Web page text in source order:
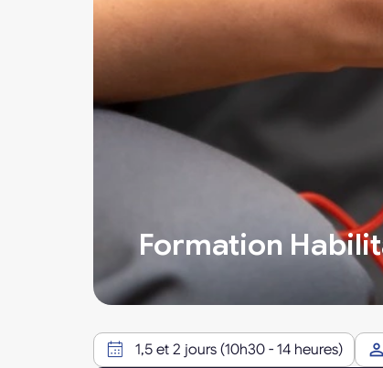
Formation
1,5 et 2 jours (10h30 - 14 heures)